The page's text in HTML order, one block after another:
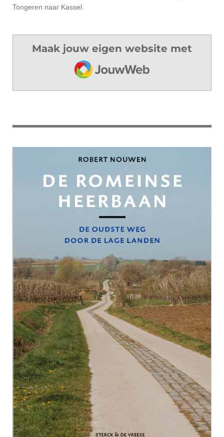
Tongeren naar Kassel.
Maak jouw eigen website met
JouwWeb